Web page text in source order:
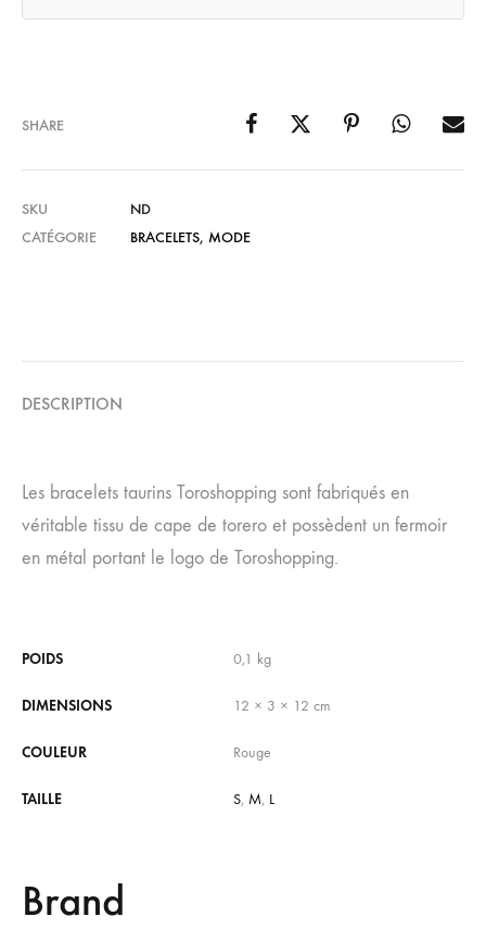
SHARE
SKU
ND
CATÉGORIE
BRACELETS, MODE
DESCRIPTION
Les bracelets taurins Toroshopping sont fabriqués en
véritable tissu de cape de torero et possèdent un fermoir
en métal portant le logo de Toroshopping.
POIDS 0,1 kg
DIMENSIONS 12 × 3 × 12 cm
COULEUR Rouge
TAILLE S, M, L
Brand